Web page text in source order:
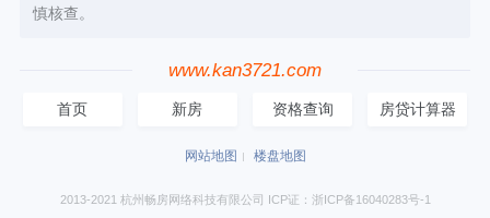
慎核查。
www.kan3721.com
首页 新房 资格查询 房贷计算器
网站地图 楼盘地图
2013-2021 杭州畅房网络科技有限公司 ICP证：浙ICP备16040283号-1